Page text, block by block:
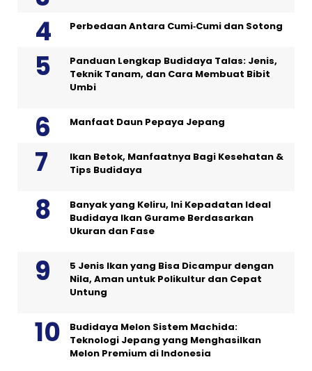
Perbedaan Antara Cumi‑Cumi dan Sotong
Panduan Lengkap Budidaya Talas: Jenis,
Teknik Tanam, dan Cara Membuat Bibit
Umbi
Manfaat Daun Pepaya Jepang
Ikan Betok, Manfaatnya Bagi Kesehatan &
Tips Budidaya
Banyak yang Keliru, Ini Kepadatan Ideal
Budidaya Ikan Gurame Berdasarkan
Ukuran dan Fase
5 Jenis Ikan yang Bisa Dicampur dengan
Nila, Aman untuk Polikultur dan Cepat
Untung
Budidaya Melon Sistem Machida:
Teknologi Jepang yang Menghasilkan
Melon Premium di Indonesia